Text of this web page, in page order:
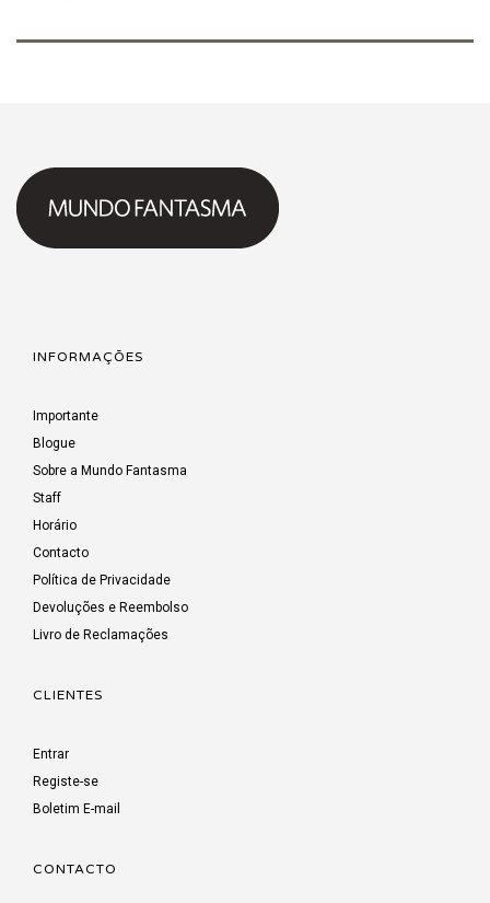
INFORMAÇÕES
Importante
Blogue
Sobre a Mundo Fantasma
Staff
Horário
Contacto
Política de Privacidade
Devoluções e Reembolso
Livro de Reclamações
CLIENTES
Entrar
Registe-se
Boletim E-mail
CONTACTO